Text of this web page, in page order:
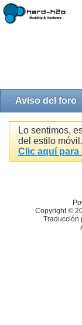
Aviso del foro
Lo sentimos,
del estilo móvil.
Clic aquí
Copyright ©
Traducción